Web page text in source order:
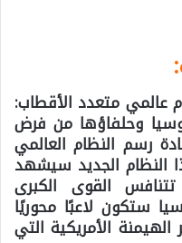
عالمي متعدد الأقطاب:
وحلفاؤها من فرض
رسم النظام العالمي
النظام الجديد سيشهد
القوى الكبرى
ستكون لاعبًا محوريًا
الأمريكية التي